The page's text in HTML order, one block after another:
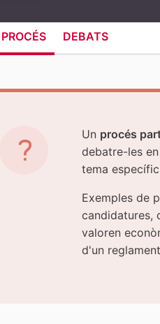
DEBATS
Un procés
debatre-les
tema
Exemples de
candidatures,
valoren
d'un